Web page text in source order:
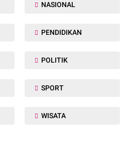
NASIONAL
PENDIDIKAN
POLITIK
SPORT
WISATA